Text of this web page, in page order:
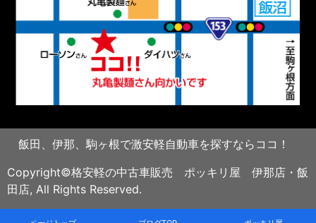
飯田、伊那、駒ヶ根で激安軽自動車を探すならココ！
Copyright©格安軽の中古車販売 ポッキリ屋 伊那店・飯
田店, All Rights Reserved.